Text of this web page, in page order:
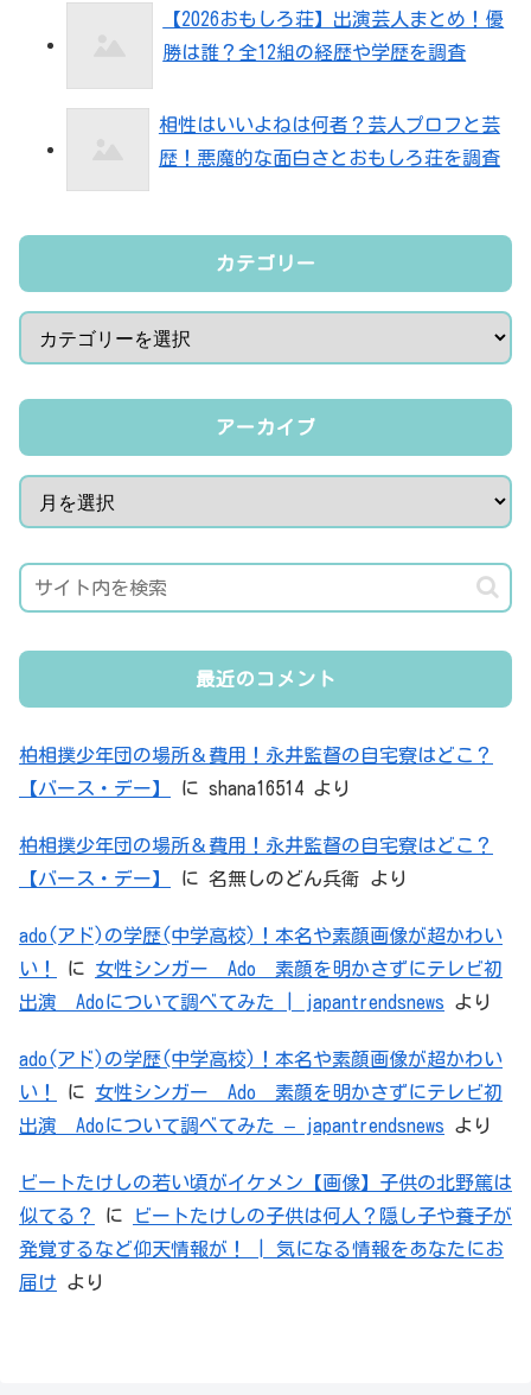
【2026おもしろ荘】出演芸人まとめ！優
勝は誰？全12組の経歴や学歴を調査
相性はいいよねは何者？芸人プロフと芸
歴！悪魔的な面白さとおもしろ荘を調査
カテゴリー
アーカイブ
最近のコメント
柏相撲少年団の場所＆費用！永井監督の自宅寮はどこ？
【バース・デー】
に shana16514 より
柏相撲少年団の場所＆費用！永井監督の自宅寮はどこ？
【バース・デー】
に 名無しのどん兵衛 より
ado(アド)の学歴(中学高校)！本名や素顔画像が超かわい
い！
に 女性シンガー Ado 素顔を明かさずにテレビ初
出演 Adoについて調べてみた | japantrendsnews より
ado(アド)の学歴(中学高校)！本名や素顔画像が超かわい
い！
に 女性シンガー Ado 素顔を明かさずにテレビ初
出演 Adoについて調べてみた – japantrendsnews より
ビートたけしの若い頃がイケメン【画像】子供の北野篤は
似てる？
に
ビートたけしの子供は何人？隠し子や養子が
発覚するなど仰天情報が！ | 気になる情報をあなたにお
届け より